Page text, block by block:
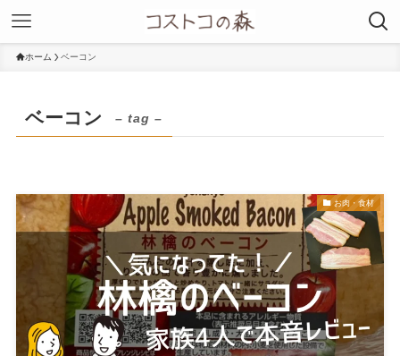
ホーム ベーコン
ベーコン – tag –
お肉・食材